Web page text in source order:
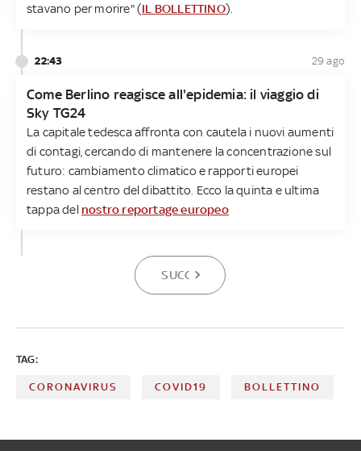
stavano per morire" (IL BOLLETTINO).
22:43 29 ago
Come Berlino reagisce all'epidemia: il viaggio di
Sky TG24
La capitale tedesca affronta con cautela i nuovi aumenti
di contagi, cercando di mantenere la concentrazione sul
futuro: cambiamento climatico e rapporti europei
restano al centro del dibattito. Ecco la quinta e ultima
tappa del nostro reportage europeo
SUCCESSIVA
TAG:
CORONAVIRUS COVID19 BOLLETTINO